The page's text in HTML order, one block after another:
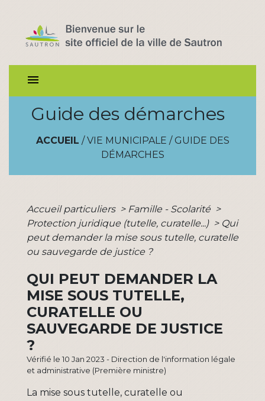
menu
Guide des démarches
ACCUEIL / VIE MUNICIPALE / GUIDE DES
DÉMARCHES
Accueil particuliers > Famille - Scolarité >
Protection juridique (tutelle, curatelle...) > Qui
peut demander la mise sous tutelle, curatelle
ou sauvegarde de justice ?
QUI PEUT DEMANDER LA
MISE SOUS TUTELLE,
CURATELLE OU
SAUVEGARDE DE JUSTICE
?
Vérifié le 10 Jan 2023 - Direction de l'information légale
et administrative (Première ministre)
La mise sous tutelle, curatelle ou